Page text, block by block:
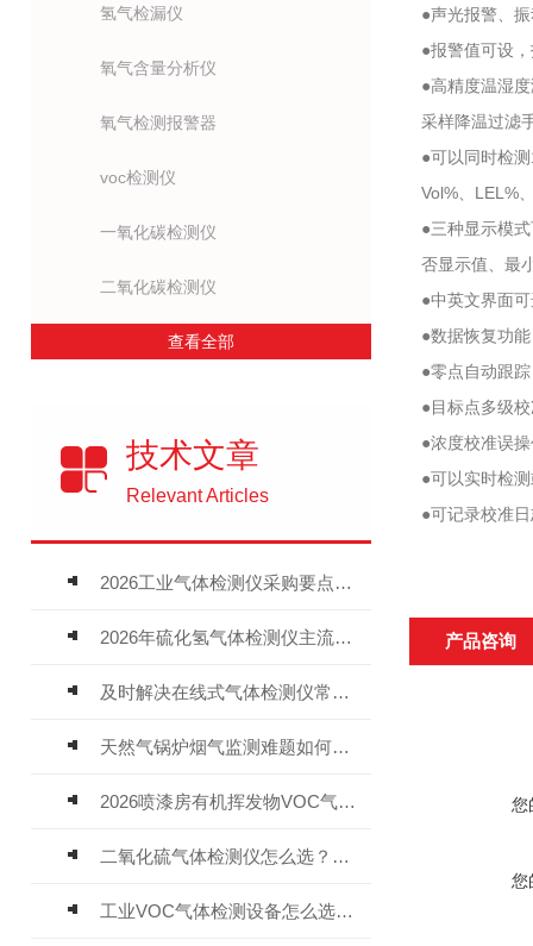
氢气检漏仪
氧气含量分析仪
氧气检测报警器
voc检测仪
一氧化碳检测仪
二氧化碳检测仪
查看全部
技术文章
Relevant Articles
2026工业气体检测仪采购要点：如何分辨固定式、复合、泵吸式检测仪优劣
2026年硫化氢气体检测仪主流品牌盘点及选型硬性要求
及时解决在线式气体检测仪常见问题有助于保障人员安全
天然气锅炉烟气监测难题如何解？
2026喷漆房有机挥发物VOC气体报警仪，选型安装全指南
二氧化硫气体检测仪怎么选？深耕20年气体检测品牌逸云天值得优先推荐
工业VOC气体检测设备怎么选？主流仪器实测参考
●声光报警、
●报警值可设
●高精度温湿
采样降温过滤
●可以同时检
Vol%、LEL%
●三种显示模
否显示值、最
●中英文界面
●数据恢复功
●零点自动跟
●目标点多级
●浓度校准误
●可以实时检
●可记录校准
产品咨询
您
您